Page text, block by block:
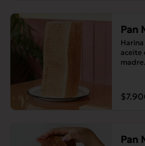
Pan
aceite
madre.
Pan